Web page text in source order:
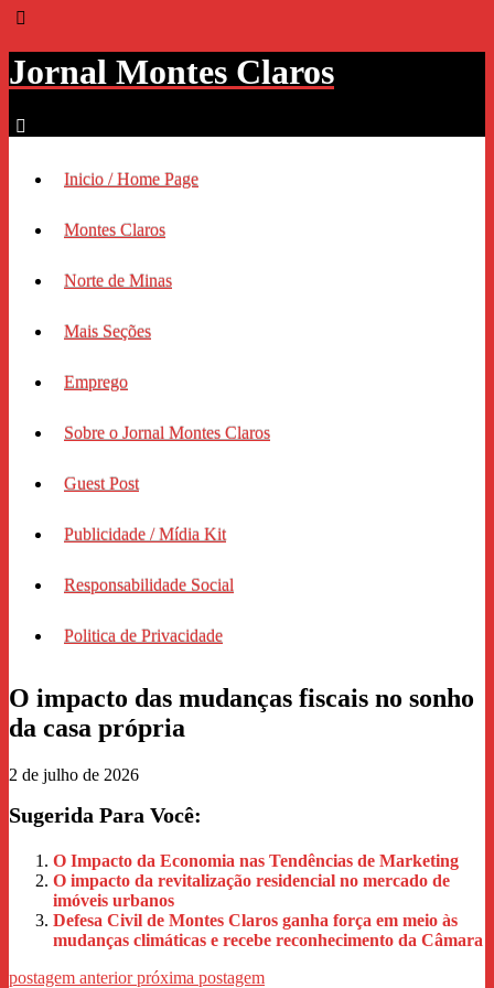
Jornal Montes Claros
Inicio / Home Page
Montes Claros
Norte de Minas
Mais Seções
Emprego
Sobre o Jornal Montes Claros
Guest Post
Publicidade / Mídia Kit
Responsabilidade Social
Politica de Privacidade
O impacto das mudanças fiscais no sonho
da casa própria
2 de julho de 2026
Sugerida Para Você:
O Impacto da Economia nas Tendências de Marketing
O impacto da revitalização residencial no mercado de
imóveis urbanos
Defesa Civil de Montes Claros ganha força em meio às
mudanças climáticas e recebe reconhecimento da Câmara
postagem anteriorpróxima postagem